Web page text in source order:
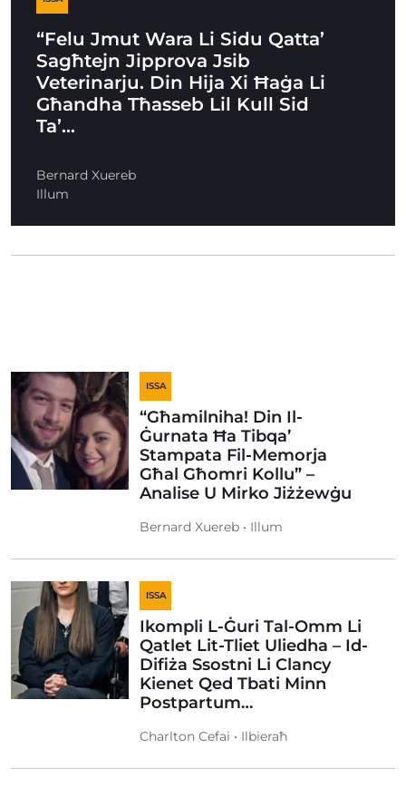
“Felu Jmut Wara Li Sidu Qatta’
Sagħtejn Jipprova Jsib
Veterinarju. Din Hija Xi Ħaġa Li
Għandha Tħasseb Lil Kull Sid
Ta’…
Bernard Xuereb
Illum
ISSA
“Għamilniha! Din Il-
Ġurnata Ħa Tibqa’
Stampata Fil-Memorja
Għal Għomri Kollu” –
Analise U Mirko Jiżżewġu
Bernard Xuereb • Illum
ISSA
Ikompli L-Ġuri Tal-Omm Li
Qatlet Lit-Tliet Uliedha – Id-
Difiża Ssostni Li Clancy
Kienet Qed Tbati Minn
Postpartum…
Charlton Cefai • Ilbieraħ